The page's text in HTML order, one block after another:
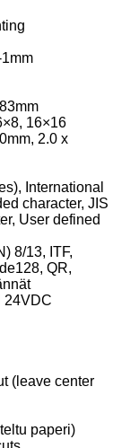
16×16
2.0 x
International
character, JIS
User defined
8/13, ITF,
QR,
24VDC
(leave center
paperi)